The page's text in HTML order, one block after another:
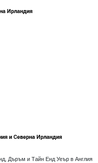
Ирландия
и Северна Ирландия
Дъръм и Тайн Енд Уеър в Англия